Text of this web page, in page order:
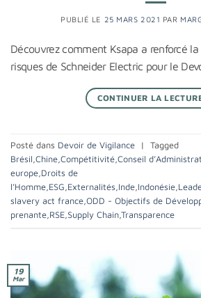
PUBLIÉ LE 25 MARS 2021 PAR
Découvrez comment Ksapa a renforcé
risques de Schneider Electric pour le
CONTINUER LA
Posté dans Devoir de Vigilance |
Tagged
Brésil,Chine,Compétitivité,Conseil
europe,Droits de
l’Homme,ESG,Externalités,Inde,Indonésie,
slavery act france,ODD - Objectifs de
prenante,RSE,Supply Chain,Transparence
19
Mar